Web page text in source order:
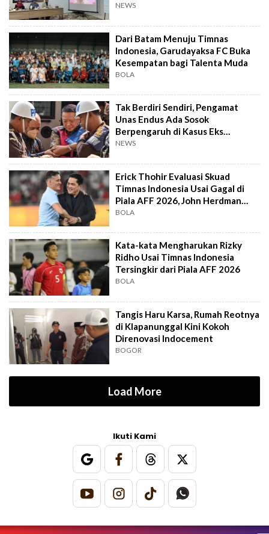
NEWS
Dari Batam Menuju Timnas
Indonesia, Garudayaksa FC Buka
Kesempatan bagi Talenta Muda
BOLA
Tak Berdiri Sendiri, Pengamat
Unas Endus Ada Sosok
Berpengaruh di Kasus Eks
Jampidsus
NEWS
Erick Thohir Evaluasi Skuad
Timnas Indonesia Usai Gagal di
Piala AFF 2026, John Herdman
Out?
BOLA
Kata-kata Mengharukan Rizky
Ridho Usai Timnas Indonesia
Tersingkir dari Piala AFF 2026
BOLA
Tangis Haru Karsa, Rumah Reotnya
di Klapanunggal Kini Kokoh
Direnovasi Indocement
BOGOR
Load More
Ikuti Kami